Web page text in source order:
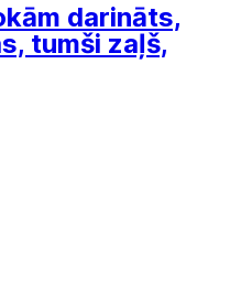
darināts,
tumši zaļš,